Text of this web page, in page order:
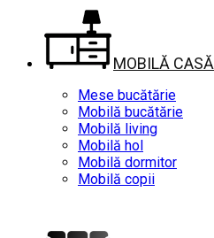
MOBILĂ CASĂ
Mese bucătărie
Mobilă bucătărie
Mobilă living
Mobilă hol
Mobilă dormitor
Mobilă copii